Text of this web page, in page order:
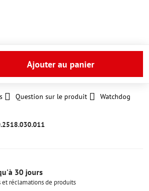
Ajouter au panier
Question sur le produit
Watchdog
30 jours
et réclamations de produits